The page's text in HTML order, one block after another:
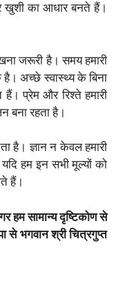
खुशी का आधार बनते हैं।
जरूरी है। समय हमारी
अच्छे स्वास्थ्य के बिना
प्रेम और रिश्ते हमारी
बना रहता है।
है। ज्ञान न केवल हमारी
हम इन सभी मूल्यों को
हैं।
हम सामान्य दृष्टिकोण से
से भगवान श्री चित्रगुप्त